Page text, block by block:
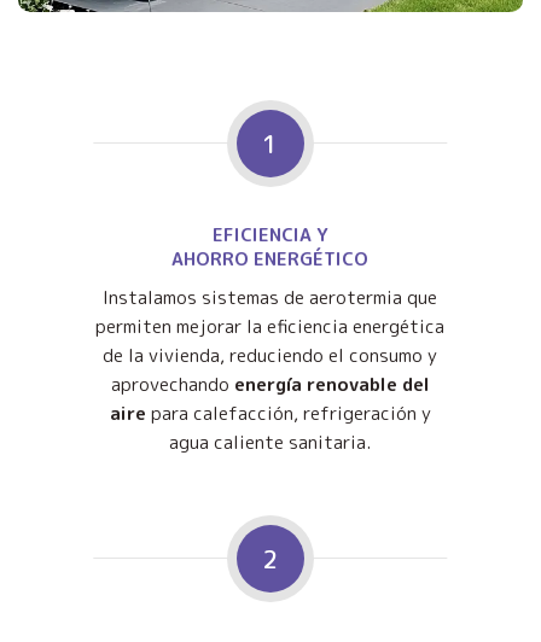
1
EFICIENCIA Y
AHORRO ENERGÉTICO
Instalamos sistemas de aerotermia que
permiten mejorar la eficiencia energética
de la vivienda, reduciendo el consumo y
aprovechando energía renovable del
aire para calefacción, refrigeración y
agua caliente sanitaria.
2